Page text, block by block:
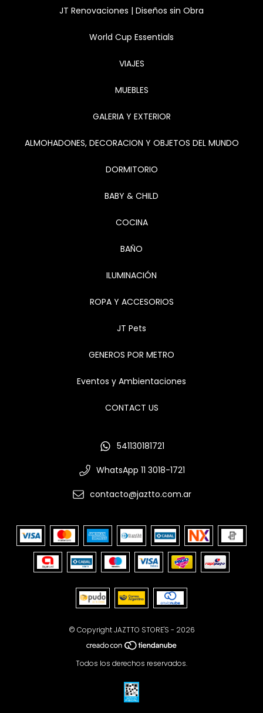
JT Renovaciones | Diseños sin Obra
World Cup Essentials
VIAJES
MUEBLES
GALERIA Y EXTERIOR
ALMOHADONES, DECORACION Y OBJETOS DEL MUNDO
DORMITORIO
BABY & CHILD
COCINA
BAÑO
ILUMINACIÓN
ROPA Y ACCESORIOS
JT Pets
GENEROS POR METRO
Eventos y Ambientaciones
CONTACT US
541130181721
WhatsApp 11 3018-1721
contacto@jaztto.com.ar
© Copyright JAZTTO STORE'S - 2026
Todos los derechos reservados.